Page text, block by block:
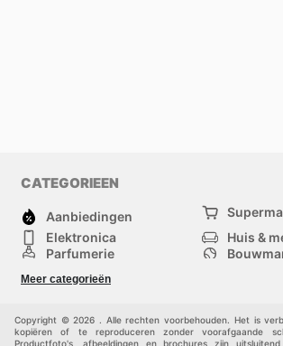
CATEGORIEEN
Aanbiedingen
Elektronica
Huis &
Parfumerie
Kinderen
Meer categorieën
Copyright © 2026 . Alle rechten voorbehouden. Het is
kopiëren of te reproduceren zonder voorafgaande
Productfoto's, afbeeldingen en brochures zijn